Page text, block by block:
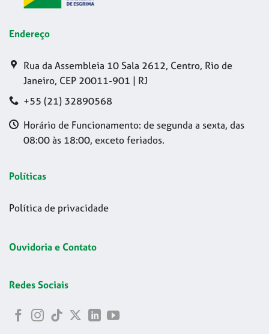
Endereço
Rua da Assembleia 10 Sala 2612, Centro, Rio de
Janeiro, CEP 20011-901 | RJ
+55 (21) 32890568
Horário de Funcionamento: de segunda a sexta, das
08:00 às 18:00, exceto feriados.
Políticas
Política de privacidade
Ouvidoria e Contato
Redes Sociais